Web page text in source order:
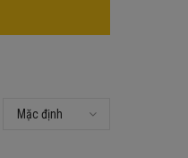
Mặc định